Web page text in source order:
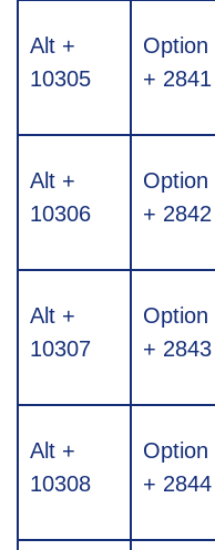
Alt +
10305
Option
+ 2841
Alt +
10306
Option
+ 2842
Alt +
10307
Option
+ 2843
Alt +
10308
Option
+ 2844